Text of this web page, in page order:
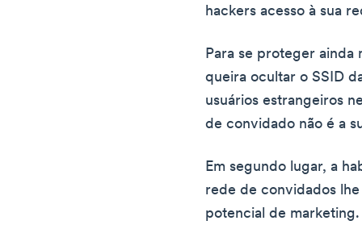
hackers acesso à sua
Para se proteger ainda
queira ocultar o SSID
usuários estrangeiros
de convidado não é a
Em segundo lugar, a
rede de convidados
potencial de